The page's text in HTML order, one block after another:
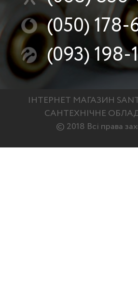
(050)178-
(093)198-
ІНТЕРНЕТ МАГАЗИН
САНТЕХНІЧНЕ
© 2018 Всі права